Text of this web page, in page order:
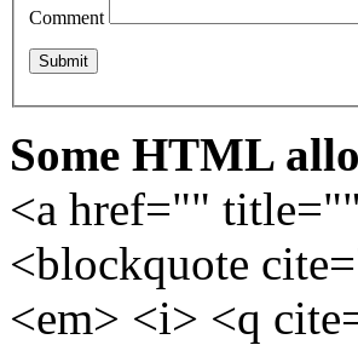
Comment
Some HTML
<a href=""
<blockquote
<em> <i> <q